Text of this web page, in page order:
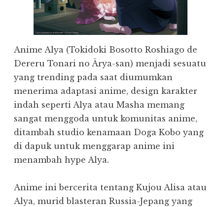
Anime Alya (Tokidoki Bosotto Roshiago de
Dereru Tonari no Ārya-san) menjadi sesuatu
yang trending pada saat diumumkan
menerima adaptasi anime, design karakter
indah seperti Alya atau Masha memang
sangat menggoda untuk komunitas anime,
ditambah studio kenamaan Doga Kobo yang
di dapuk untuk menggarap anime ini
menambah hype Alya.
Anime ini bercerita tentang Kujou Alisa atau
Alya, murid blasteran Russia-Jepang yang